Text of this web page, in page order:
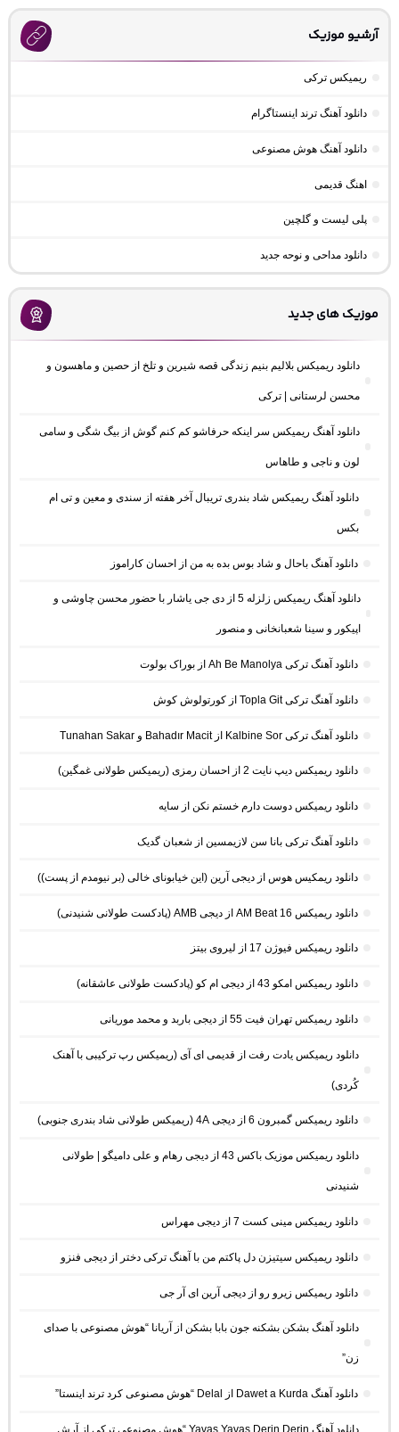
آرشیو موزیک
ریمیکس ترکی
دانلود آهنگ ترند اینستاگرام
دانلود آهنگ هوش مصنوعی
اهنگ قدیمی
پلی لیست و گلچین
دانلود مداحی و نوحه جدید
موزیک های جدید
دانلود ریمیکس بلالیم بنیم زندگی قصه شیرین و تلخ از حصین و ماهسون و
محسن لرستانی | ترکی
دانلود آهنگ ریمیکس سر اینکه حرفاشو کم کنم گوش از بیگ شگی و سامی
لون و ناجی و طاهاس
دانلود آهنگ ریمیکس شاد بندری تریبال آخر هفته از سندی و معین و تی ام
بکس
دانلود آهنگ باحال و شاد بوس بده به من از احسان کاراموز
دانلود آهنگ ریمیکس زلزله 5 از دی جی یاشار با حضور محسن چاوشی و
اپیکور و سینا شعبانخانی و منصور
دانلود آهنگ ترکی Ah Be Manolya از بوراک بولوت
دانلود آهنگ ترکی Topla Git از کورتولوش کوش
دانلود آهنگ ترکی Kalbine Sor از Bahadır Macit و Tunahan Sakar
دانلود ریمیکس دیپ نایت 2 از احسان رمزی (ریمیکس طولانی غمگین)
دانلود ریمیکس دوست دارم خستم نکن از سایه
دانلود آهنگ ترکی بانا سن لازیمسین از شعبان گدیک
دانلود ریمکیس هوس از دیجی آرین (این خیابونای خالی (بر نیومدم از پست))
دانلود ریمیکس AM Beat 16 از دیجی AMB (پادکست طولانی شنیدنی)
دانلود ریمیکس فیوژن 17 از لیروی بیتز
دانلود ریمیکس امکو 43 از دیجی ام کو (پادکست طولانی عاشقانه)
دانلود ریمیکس تهران فیت 55 از دیجی باربد و محمد موریانی
دانلود ریمیکس یادت رفت از قدیمی ای آی (ریمیکس رپ ترکیبی با آهنک
کُردی)
دانلود ریمیکس گمبرون 6 از دیجی 4A (ریمیکس طولانی شاد بندری جنوبی)
دانلود ریمیکس موزیک باکس 43 از دیجی رهام و علی دامیگو | طولانی
شنیدنی
دانلود ریمیکس مینی کست 7 از دیجی مهراس
دانلود ریمیکس سیتیزن دل پاکتم من با آهنگ ترکی دختر از دیجی فنزو
دانلود ریمیکس زیرو رو از دیجی آرین ای آر جی
دانلود آهنگ بشکن بشکنه جون بابا بشکن از آریانا “هوش مصنوعی با صدای
زن”
دانلود آهنگ Dawet a Kurda از Delal “هوش مصنوعی کرد ترند اینستا”
دانلود آهنگ Yavaş Yavaş Derin Derin “هوش مصنوعی ترکی از آرش